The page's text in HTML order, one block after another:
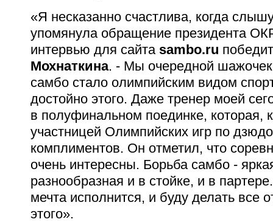
«Я несказанно счастлива, когда
упомянула обращение президента
интервью для сайта sambo.ru
Мохнаткина. - Мы очередной
самбо стало олимпийским видом
достойно этого. Даже тренер моей
в полуфинальном поединке, которая,
участницей Олимпийских игр по
комплиментов. Он отметил, что
очень интересны. Борьба самбо -
разнообразная и в стойке, и в
мечта исполнится, и буду делать все
этого».